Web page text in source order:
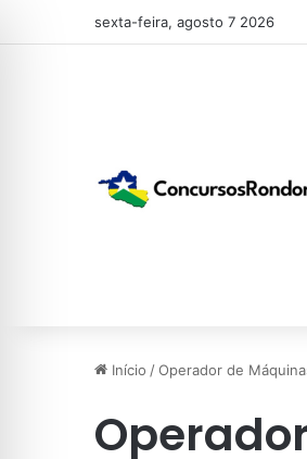
sexta-feira, agosto 7 2026
Início /Operador de